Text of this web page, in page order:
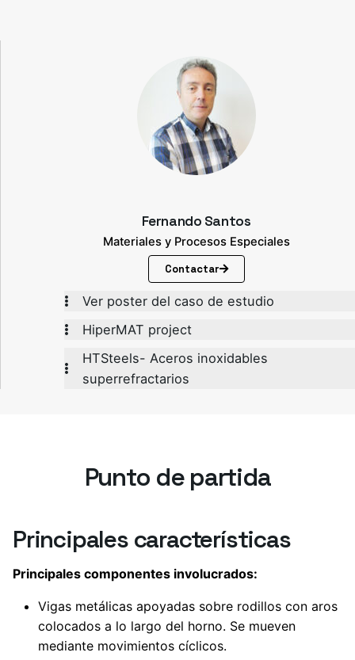
Fernando Santos
Materiales y Procesos Especiales
Contactar
Ver poster del caso de estudio
HiperMAT project
HTSteels- Aceros inoxidables
superrefractarios
Punto de partida
Principales características
Principales componentes involucrados:
Vigas metálicas apoyadas sobre rodillos con aros
colocados a lo largo del horno. Se mueven
mediante movimientos cíclicos.